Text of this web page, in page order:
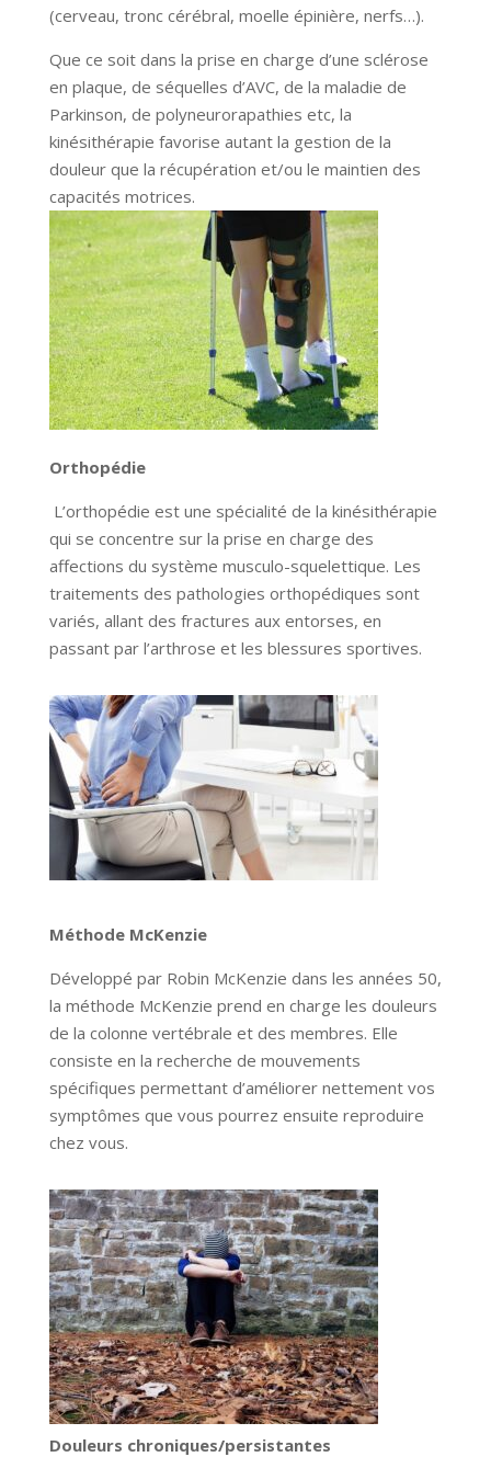
(cerveau, tronc cérébral, moelle épinière, nerfs…).
Que ce soit dans la prise en charge d’une sclérose
en plaque, de séquelles d’AVC, de la maladie de
Parkinson, de polyneurorapathies etc, la
kinésithérapie favorise autant la gestion de la
douleur que la récupération et/ou le maintien des
capacités motrices.
Orthopédie
L’orthopédie est une spécialité de la kinésithérapie
qui se concentre sur la prise en charge des
affections du système musculo-squelettique. Les
traitements des pathologies orthopédiques sont
variés, allant des fractures aux entorses, en
passant par l’arthrose et les blessures sportives.
Méthode McKenzie
Développé par Robin McKenzie dans les années 50,
la méthode McKenzie prend en charge les douleurs
de la colonne vertébrale et des membres. Elle
consiste en la recherche de mouvements
spécifiques permettant d’améliorer nettement vos
symptômes que vous pourrez ensuite reproduire
chez vous.
Douleurs chroniques/persistantes